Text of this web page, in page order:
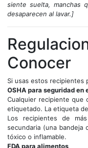
siente suelta, manchas
desaparecen al lavar.]
Conocer
Si usas estos recipientes
OSHA para seguridad en
Cualquier recipiente que
etiquetado. La etiqueta
Los recipientes de
secundaria (una
tóxico o inflamable.
FDA para alimentos